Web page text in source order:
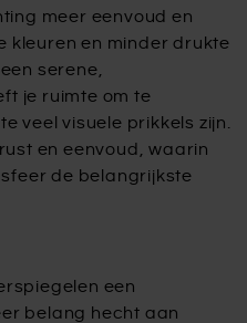
meer eenvoud en
kleuren en minder drukte
serene,
je ruimte om te
veel visuele prikkels zijn.
en eenvoud, waarin
de belangrijkste
een
belang hecht aan